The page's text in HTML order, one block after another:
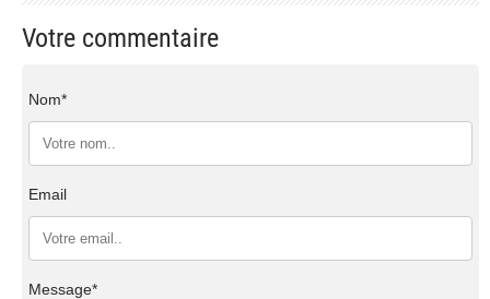
Votre commentaire
Nom*
Email
Message*